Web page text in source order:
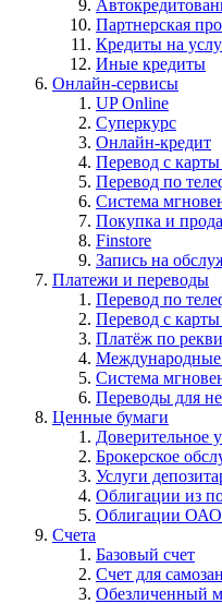
Партнерская
Кредиты на
Иные кредиты
Онлайн-сервисы
UP Online
Суперкурс
Онлайн-кредит
Перевод с карты
Перевод по
Система
Покупка и
Finstore
Запись на
Платежи и переводы
Перевод по
Перевод с карты
Платёж по
Международные
Система
Переводы для
Ценные бумаги
Доверительное
Брокерское
Услуги
Облигации из
Облигации
Счета
Базовый счет
Счет для
Обезличенный